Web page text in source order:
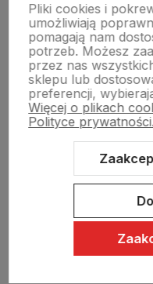
Swiat Edibutik
Sklep internetowy Shoper
Pliki cookies i
umożliwiają
pomagają nam
potrzeb. Możesz
przez nas
sklepu lub
preferencji,
Więcej o plikach
Polityce